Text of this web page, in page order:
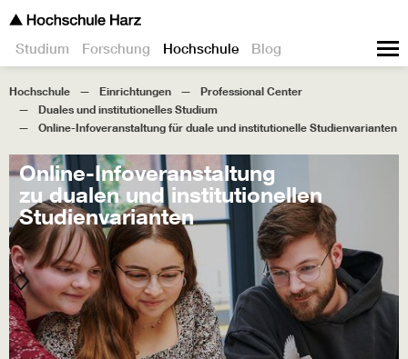
Studium Forschung Hochschule Blog
Hochschule Einrichtungen
Professional Center
Duales und institutionelles Studium
Online-Infoveranstaltung für duale und institutionelle Studienvarianten
Online-Infoveranstaltung
zu dualen und institutionellen
Studienvarianten